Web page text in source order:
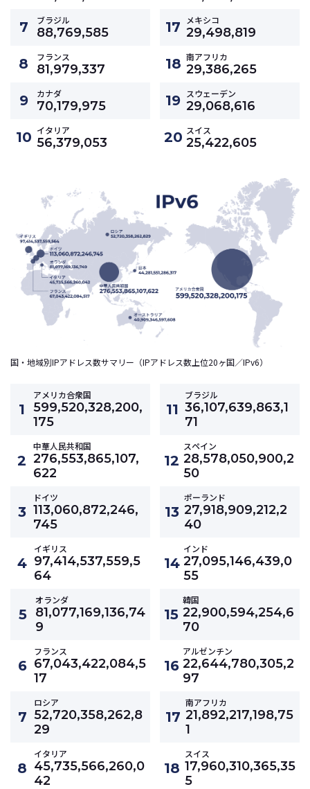
7 ブラジル
88,769,585
8 フランス
81,979,337
9 カナダ
70,179,975
10 イタリア
56,379,053
17 メキシコ
29,498,819
18 南アフリカ
29,386,265
19 スウェーデン
29,068,616
20 スイス
25,422,605
国・地域別IPアドレス数サマリー（IPアドレス数上位20ヶ国／IPv6）
1
アメリカ合衆国
599,520,328,200,
175
2
中華人民共和国
276,553,865,107,
622
3
ドイツ
113,060,872,246,
745
4
イギリス
97,414,537,559,5
64
5
オランダ
81,077,169,136,74
9
6
フランス
67,043,422,084,5
17
7
ロシア
52,720,358,262,8
29
8
イタリア
45,735,566,260,0
42
11
ブラジル
36,107,639,863,1
71
12
スペイン
28,578,050,900,2
50
13
ポーランド
27,918,909,212,2
40
14
インド
27,095,146,439,0
55
15
韓国
22,900,594,254,6
70
16
アルゼンチン
22,644,780,305,2
97
17
南アフリカ
21,892,217,198,75
1
18
スイス
17,960,310,365,35
5